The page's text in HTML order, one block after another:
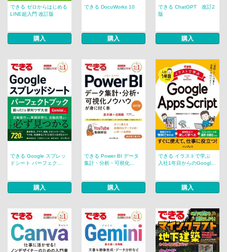
できる ゼロからはじめる
LINE超入門 改訂版
購入
できる DocuWorks 10
購入
できる ChatGPT 改訂2
版
購入
できる Google スプレッ
ドシート パーフェク...
購入
できる Power BI データ
集計・分析・可視化...
購入
できる イラストで学ぶ
入社1年目からのGoogl...
購入